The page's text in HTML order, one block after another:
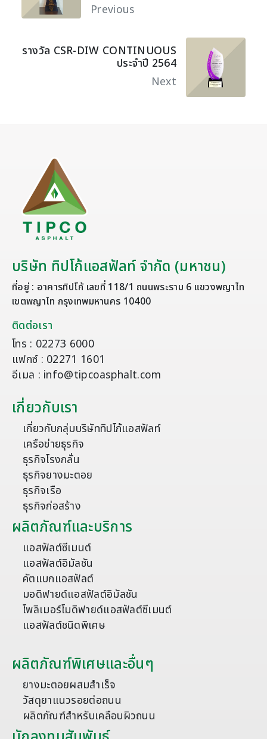
Previous
รางวัล CSR-DIW CONTINUOUS
ประจำปี 2564
Next
บริษัท ทิปโก้แอสฟัลท์ จำกัด (มหาชน)
ที่อยู่ : อาคารทิปโก้ เลขที่ 118/1 ถนนพระราม 6 แขวงพญาไท
เขตพญาไท กรุงเทพมหานคร 10400
ติดต่อเรา
โทร : 02273 6000
แฟกซ์ : 02271 1601
อีเมล : info@tipcoasphalt.com
เกี่ยวกับเรา
เกี่ยวกับกลุ่มบริษัททิปโก้แอสฟัลท์
เครือข่ายธุรกิจ
ธุรกิจโรงกลั่น
ธุรกิจยางมะตอย
ธุรกิจเรือ
ธุรกิจก่อสร้าง
ผลิตภัณฑ์และบริการ
แอสฟัลต์ซีเมนต์
แอสฟัลต์อิมัลชัน
คัตแบกแอสฟัลต์
มอดิฟายด์แอสฟัลต์อิมัลชัน
โพลิเมอร์โมดิฟายด์แอสฟัลต์ซีเมนต์
แอสฟัลต์ชนิดพิเศษ
ผลิตภัณฑ์พิเศษและอื่นๆ
ยางมะตอยผสมสำเร็จ
วัสดุยาแนวรอยต่อถนน
ผลิตภัณฑ์สำหรับเคลือบผิวถนน